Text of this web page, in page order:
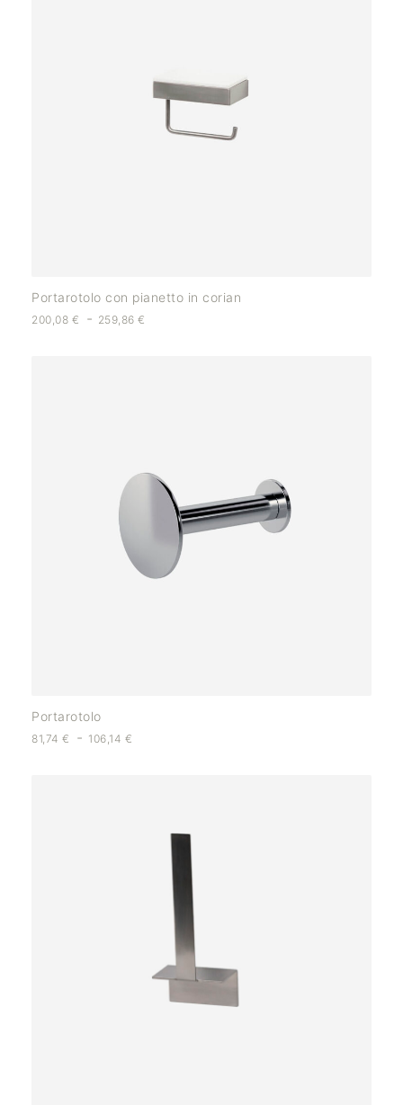
Portarotolo con pianetto in corian
200,08 € - 259,86€
Portarotolo
81,74 € - 106,14 €